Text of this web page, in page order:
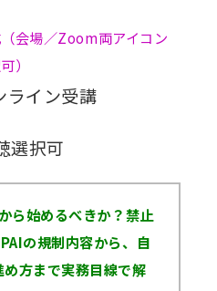
会場／Zoom両アイコン
）
イン受講
択可
ら始めるべきか？禁止
の規制内容から、自
方まで実務目線で解